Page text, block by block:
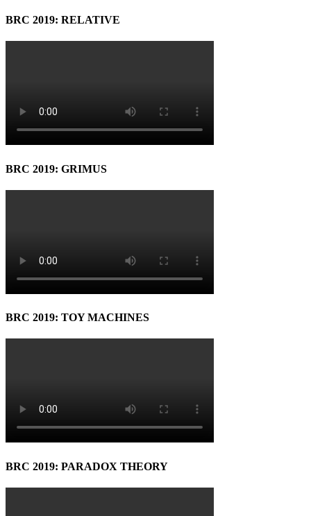
BRC 2019: RELATIVE
BRC 2019: GRIMUS
BRC 2019: TOY MACHINES
BRC 2019: PARADOX THEORY